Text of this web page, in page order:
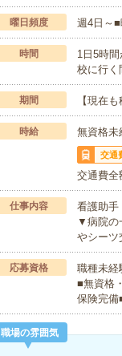
曜日頻度 週4日～
時間
1日5時
校に行
期間 【現在
時給 無資格
交通
交通費全
仕事内容
看護助手
▼病院の
やシー
応募資格
職種未経
■無資格
保険完
職場の雰囲気